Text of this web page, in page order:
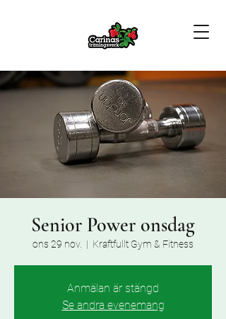
Senior Power onsdag
ons 29 nov.
  |
Kraftfullt Gym & Fitness
Anmälan är stängd
Se andra evenemang